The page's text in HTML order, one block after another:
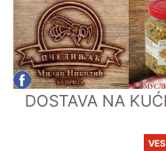
DOSTAVA NA